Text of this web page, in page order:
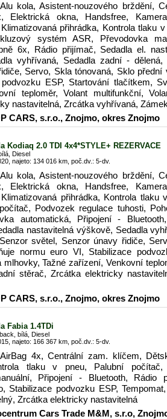
kola, Asistent-nouzového brždění,
Elektrická okna, Handsfree,
přihrádka, Kontrola tlaku
systém ASR, Převodovka
6x, Rádio přijímač, Sedadla el.
vyhřívaná, Sedadla zadní -
Servo, Skla tónovaná, Sklo
ESP, Startování tlačítkem,
teploměr, Volant multifunkční,
nastavitelná, Zrcátka vyhřívaná,
CARS, s.r.o., Znojmo, okres Znojmo
Kodiaq 2.0 TDI 4x4*STYLE+ REZERVACE
Diesel
najeto: 134 016 km, poč.dv.: 5-dv.
kola, Asistent-nouzového brždění,
Elektrická okna, Handsfree,
přihrádka, Kontrola tlaku
Podvozek regulace tuhosti,
automatická, Připojení -
nastavitelná výškově, Sedadla
světel, Senzor únavy řidiče,
normu euro VI, Stabilizace
mlhovky, Tažné zařízení, Venkovní
stěrač, Zrcátka elektricky
CARS, s.r.o., Znojmo, okres Znojmo
Fabia 1.4TDi
bílá, Diesel
najeto: 166 367 km, poč.dv.: 5-dv.
4x, Centrální zam. klíčem,
tlaku v pneu, Palubní
Připojení - Bluetooth, Rádio
Stabilizace podvozku ESP,
Zrcátka elektricky nastavitelná
Cars Trade M&M, s.r.o,